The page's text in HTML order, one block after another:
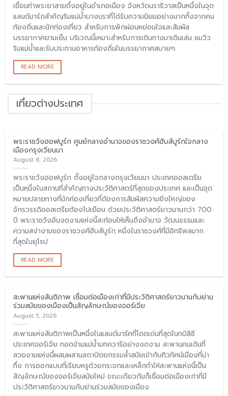
เขื่อนท่าพระยาสายตั้งอยู่ในอำเภอเมือง จังหวัดนราธิวาสเป็นหนึ่งในจุด
แลนด์มาร์กสำคัญริมแม่น้ำบางนราที่ได้รับความนิยมอย่างมากทั้งจากคน
ท้องถิ่นและนักท่องเที่ยว สำหรับการพักผ่อนหย่อนใจและสัมผัส
บรรยากาศยามเย็น บริเวณนี้เหมาะสำหรับการเดินทางมาเดินเล่น ชมวิว
ริมแม่น้ำและรับประทานอาหารท้องถิ่นในบรรยากาศสบายๆ
READ MORE
เที่ยวต่างประเทศ
พระราชวังฮอฟบูร์ก ศูนย์กลางอำนาจของราชวงศ์ฮับส์บูร์กใจกลาง
เมืองกรุงเวียนนา
August 6, 2026
พระราชวังฮอฟบูร์ก ตั้งอยู่ใจกลางกรุงเวียนนา ประเทศออสเตรีย
เป็นหนึ่งในสถานที่สำคัญทางประวัติศาสตร์ที่สุดของประเทศ และเป็นจุด
หมายปลายทางที่นักท่องเที่ยวที่ต้องการสัมผัสความยิ่งใหญ่ของ
จักรวรรดิออสเตรียต้องไปเยือน ด้วยประวัติศาสตร์ยาวนานกว่า 700
ปี พระราชวังอันงดงามแห่งนี้สะท้อนให้เห็นถึงอำนาจ วัฒนธรรมและ
ความสง่างามของราชวงศ์ฮับส์บูร์ก หนึ่งในราชวงศ์ที่มีอิทธิพลมาก
ที่สุดในยุโรป
READ MORE
สะพานแห่งสันติภาพ เชื่อมต่อเมืองเก่าที่มีประวัติศาสตร์ยาวนานกับย่าน
ร่วมสมัยของเมืองเป็นสัญลักษณ์ของจอร์เจีย
August 5, 2026
สะพานแห่งสันติภาพเป็นหนึ่งในแลนด์มาร์คที่โดดเด่นที่สุดในทบิลิซี
ประเทศจอร์เจีย ทอดข้ามแม่น้ำมทควารีอย่างงดงาม สะพานคนเดินที่
สวยงามแห่งนี้ผสมผสานสถาปัตยกรรมล้ำสมัยเข้ากับทิวทัศน์เมืองที่น่า
ทึ่ง การออกแบบที่เรียบหรูด้วยกระจกและเหล็กทำให้สะพานแห่งนี้เป็น
สัญลักษณ์ของจอร์เจียสมัยใหม่ ขณะเดียวกันก็เชื่อมต่อเมืองเก่าที่มี
ประวัติศาสตร์ยาวนานกับย่านร่วมสมัยของเมือง